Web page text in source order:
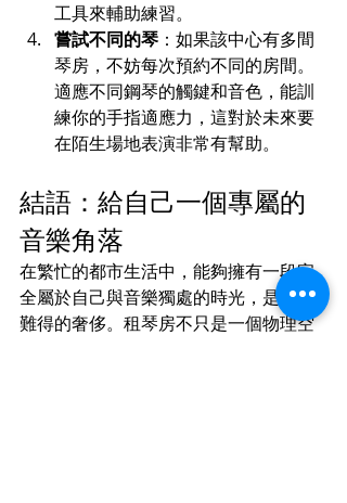
工具來輔助練習。
嘗試不同的琴 ：如果該中心有多間
琴房，不妨每次預約不同的房間。
適應不同鋼琴的觸鍵和音色，能訓
練你的手指適應力，這對於未來要
在陌生場地表演非常有幫助。
結語：給自己一個專屬的
音樂角落
在繁忙的都市生活中，能夠擁有一段完
全屬於自己與音樂獨處的時光，是一種
難得的奢侈。租琴房不只是一個物理空